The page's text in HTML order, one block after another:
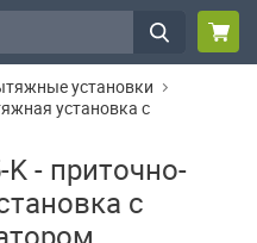
установки
установка с
K - приточно-
с